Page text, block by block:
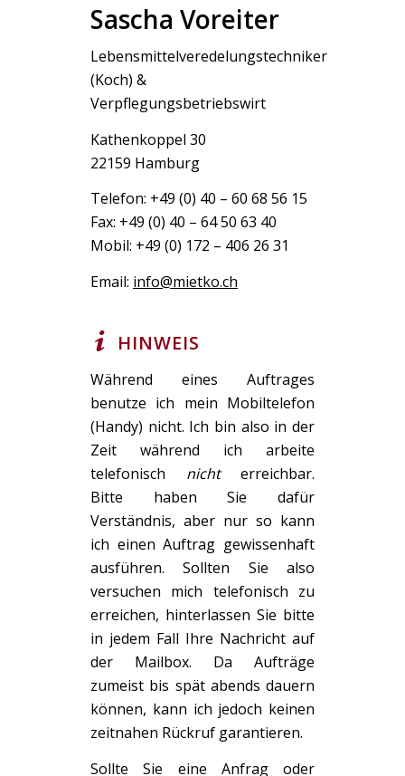
Sascha Voreiter
Lebensmittelveredelungstechniker
(Koch) &
Verpflegungsbetriebswirt
Kathenkoppel 30
22159 Hamburg
Telefon: +49 (0) 40 – 60 68 56 15
Fax: +49 (0) 40 – 64 50 63 40
Mobil: +49 (0) 172 – 406 26 31
Email: info@mietko.ch
HINWEIS
Während eines Auftrages
benutze ich mein Mobiltelefon
(Handy) nicht. Ich bin also in der
Zeit während ich arbeite
telefonisch nichterreichbar.
Bitte haben Sie dafür
Verständnis, aber nur so kann
ich einen Auftrag gewissenhaft
ausführen. Sollten Sie also
versuchen mich telefonisch zu
erreichen, hinterlassen Sie bitte
in jedem Fall Ihre Nachricht auf
der Mailbox. Da Aufträge
zumeist bis spät abends dauern
können, kann ich jedoch keinen
zeitnahen Rückruf garantieren.
Sollte Sie eine Anfrag oder